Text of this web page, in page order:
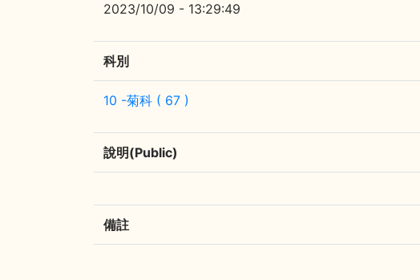
2023/10/09 - 13:29:49
科別
10 -菊科 ( 67 )
說明(Public)
備註